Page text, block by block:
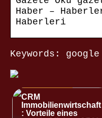
Haber –
Haberleri
Keywords:
CRM
Immobilienwirtschaft
: Vorteile eines